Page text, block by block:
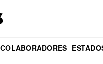
COLABORADORES